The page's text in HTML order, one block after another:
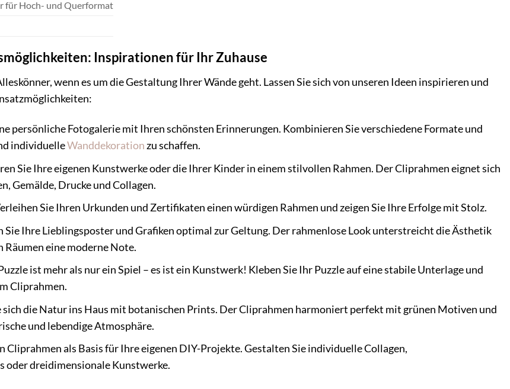
für Hoch- und Querformat
Inspirationen für Ihr Zuhause
wenn es um die Gestaltung Ihrer Wände geht. Lassen Sie sich von unseren Ideen inspirieren und
persönliche Fotogalerie mit Ihren schönsten Erinnerungen. Kombinieren Sie verschiedene Formate und
individuelleWanddekorationzu schaffen.
Sie Ihre eigenen Kunstwerke oder die Ihrer Kinder in einem stilvollen Rahmen. Der Cliprahmen eignet sich
Gemälde, Drucke und Collagen.
Sie Ihren Urkunden und Zertifikaten einen würdigen Rahmen und zeigen Sie Ihre Erfolge mit Stolz.
Sie Ihre Lieblingsposter und Grafiken optimal zur Geltung. Der rahmenlose Look unterstreicht die Ästhetik
eine moderne Note.
ist mehr als nur ein Spiel – es ist ein Kunstwerk! Kleben Sie Ihr Puzzle auf eine stabile Unterlage und
Cliprahmen.
sich die Natur ins Haus mit botanischen Prints. Der Cliprahmen harmoniert perfekt mit grünen Motiven und
und lebendige Atmosphäre.
Cliprahmen als Basis für Ihre eigenen DIY-Projekte. Gestalten Sie individuelle Collagen,
oder dreidimensionale Kunstwerke.